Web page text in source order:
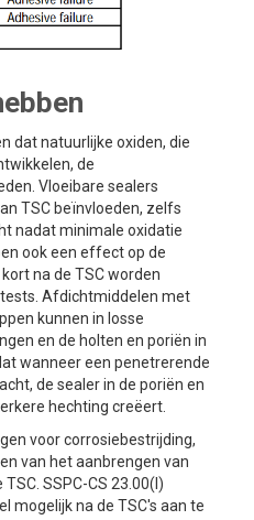
dat natuurlijke oxiden, die
de
Vloeibare sealers
TSC beïnvloeden, zelfs
nadat minimale oxidatie
ook een effect op de
na de TSC worden
Afdichtmiddelen met
kunnen in losse
en de holten en poriën in
wanneer een penetrerende
de sealer in de poriën en
hechting creëert.
voor corrosiebestrijding,
van het aanbrengen van
SSPC-CS 23.00(I)
mogelijk na de TSC's aan te